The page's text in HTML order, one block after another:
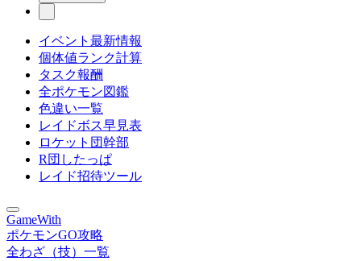
イベント最新情報
個体値ランク計算
タスク報酬
全ポケモン図鑑
色違い一覧
レイドボス早見表
ロケット団幹部
R団したっぱ
レイド招待ツール
GameWith
ポケモンGO攻略
全わざ（技）一覧